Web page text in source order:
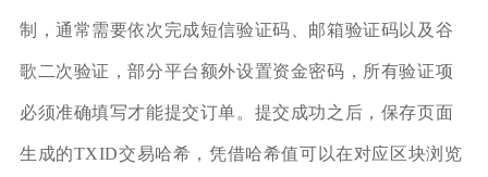
制，通常需要依次完成短信验证码、邮箱验证码以及谷
歌二次验证，部分平台额外设置资金密码，所有验证项
必须准确填写才能提交订单。提交成功之后，保存页面
生成的TXID交易哈希，凭借哈希值可以在对应区块浏览